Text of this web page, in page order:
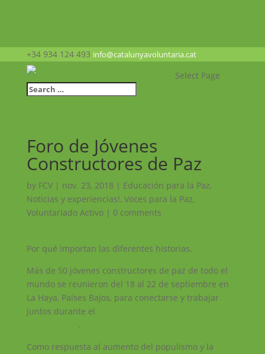
+34 934 124 493 info@catalunyavoluntaria.cat
Select Page
Foro de Jóvenes
Constructores de Paz
by FCV| nov. 23, 2018 | Educación para la Paz,
Noticias y experiencias!, Voces para la Paz,
Voluntariado Activo| 0 comments
Por qué importan las diferentes historias.
Más de 50 jóvenes constructores de paz de todo el
mundo se reunieron del 18 al 22 de septiembre en
La Haya, Países Bajos, para conectarse y trabajar
juntos durante el
.
Como respuesta al aumento del populismo y la